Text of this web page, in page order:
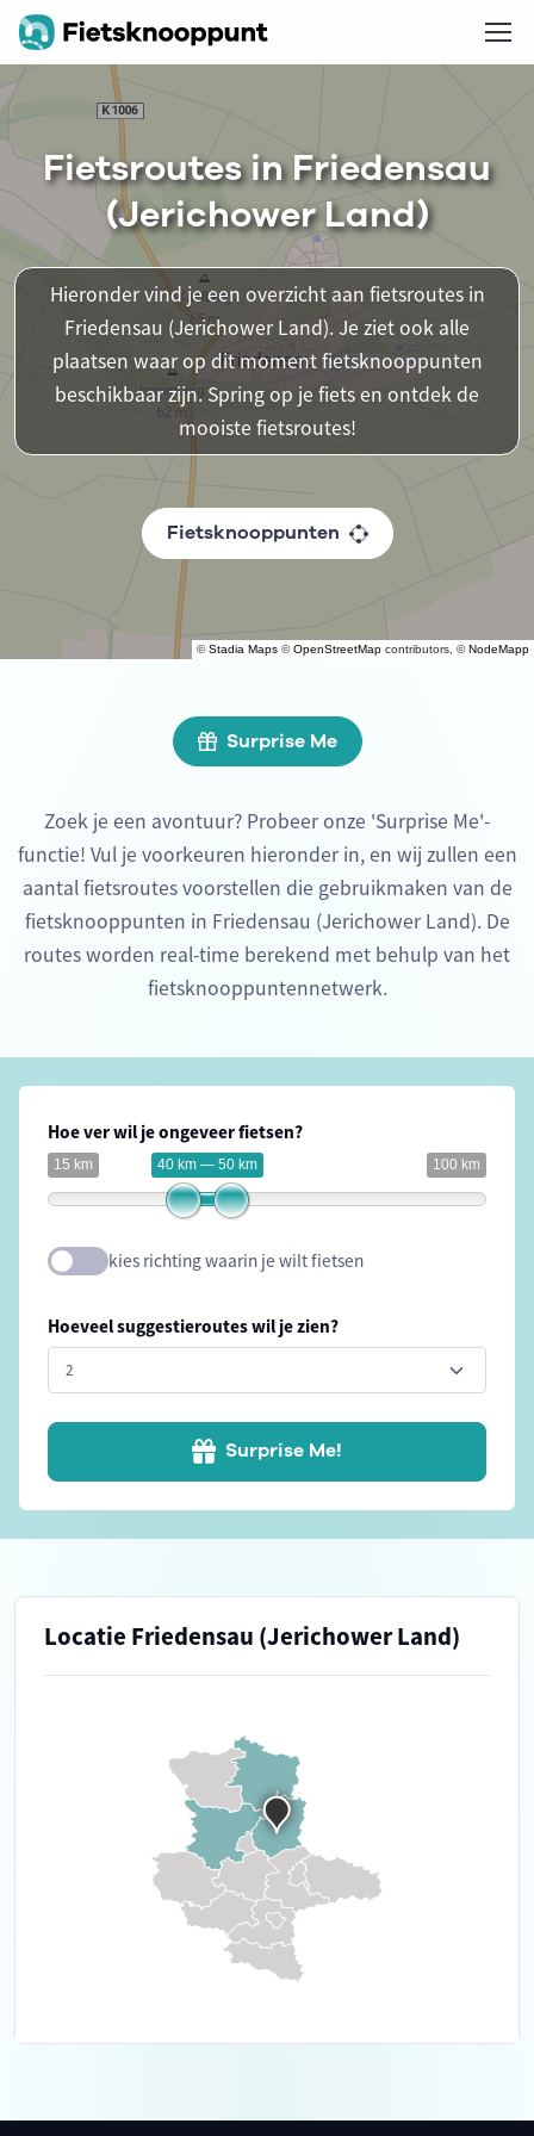
©Stadia Maps ©OpenStreetMap contributors, ©NodeMapp
Fietsroutes in Friedensau
(Jerichower Land)
Hieronder vind je een overzicht aan fietsroutes in
Friedensau (Jerichower Land). Je ziet ook alle
plaatsen waar op dit moment fietsknooppunten
beschikbaar zijn. Spring op je fiets en ontdek de
mooiste fietsroutes!
Fietsknooppunten
Surprise Me
Zoek je een avontuur? Probeer onze 'Surprise Me'-
functie! Vul je voorkeuren hieronder in, en wij zullen een
aantal fietsroutes voorstellen die gebruikmaken van de
fietsknooppunten in Friedensau (Jerichower Land). De
routes worden real-time berekend met behulp van het
fietsknooppuntennetwerk.
Hoe ver wil je ongeveer fietsen?
15 km 100 km
40 km — 50 km
kies richting waarin je wilt fietsen
Hoeveel suggestieroutes wil je zien?
Surprise Me!
Locatie Friedensau (Jerichower Land)